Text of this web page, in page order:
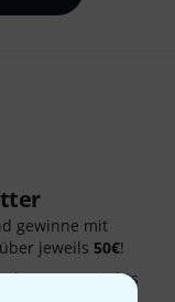
gewinne mit
über jeweils 50€!
Thomann Insights